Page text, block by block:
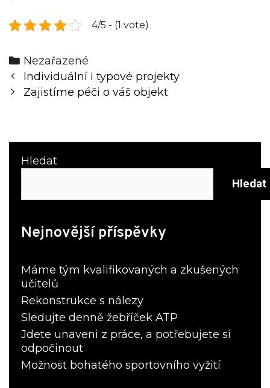
4/5 - (1 vote)
Categories
Nezařazené
Post
navigation
Individuální i typové projekty
Zajistíme péči o váš objekt
Hledat
Hledat
Nejnovější příspěvky
Máme tým kvalifikovaných a zkušených
učitelů
Rekonstrukce s nálezy
Sledujte denně žebříček ATP
Jdete unaveni z práce, a potřebujete si
odpočinout
Možnost bohatého sportovního vyžití